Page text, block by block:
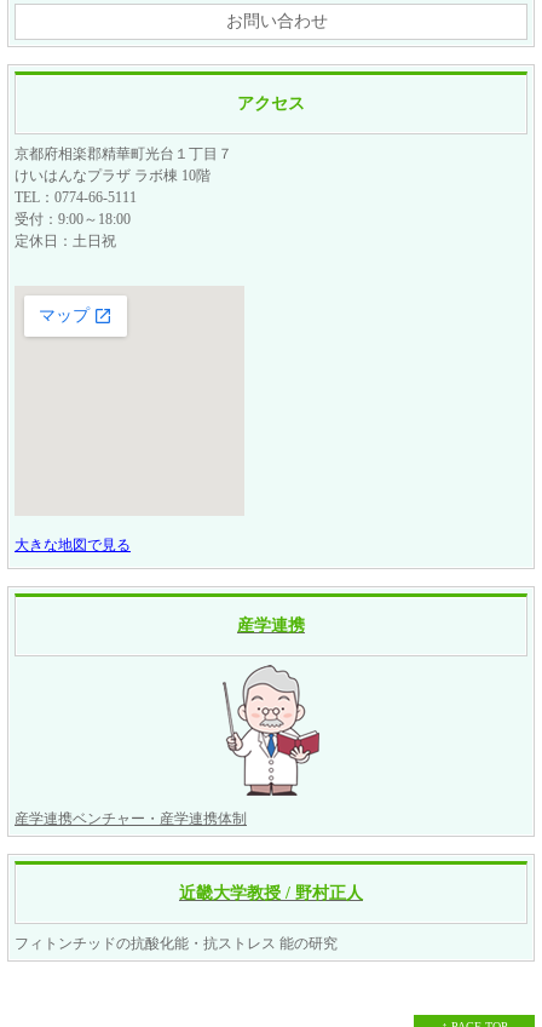
お問い合わせ
アクセス
京都府相楽郡精華町光台１丁目７
けいはんなプラザ ラボ棟 10階
TEL：0774-66-5111
受付：9:00～18:00
定休日：土日祝
大きな地図で見る
産学連携
産学連携ベンチャー・産学連携体制
近畿大学教授 / 野村正人
フィトンチッドの抗酸化能・抗ストレス 能の研究